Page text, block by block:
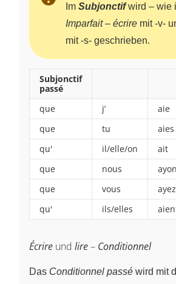
Im Subjonctifwird – wie
Imparfait– écrire mit -v-
mit -s- geschrieben.
Subjonctif
passé
que j’ aie
que
tu aies
qu'
il/elle/on ait
que
nous
que
vous ayez
qu'
ils/elles
Écrire und lire– Conditionnel
Das Conditionnel passé wird mit